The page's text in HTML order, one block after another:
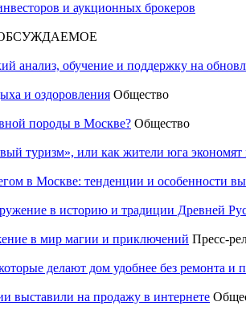
и аукционных брокеров
анализ, обучение и поддержку на
и оздоровления Общество
породы в Москве? Общество
туризм», или как жители юга экономят
в Москве: тенденции и особенности
в историю и традиции Древней
в мир магии и приключений Пресс-
делают дом удобнее без ремонта и
выставили на продажу в интернете